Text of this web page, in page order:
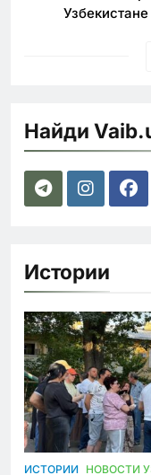
Найди
Истории
ИСТОРИИ НОВОСТИ